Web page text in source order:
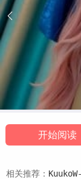
开始阅读
相关推荐：